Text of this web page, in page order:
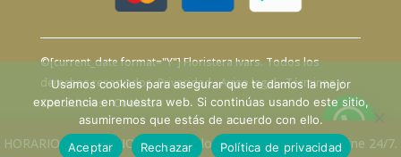
HORARIO DE VERANO, (tienda solo por las mañanas) - Online 24/7.
©[current_date format="Y"] Floristera Ivars. Todos los
derechos reservados.Privacidad- Aviso legal -Términos y
Condiciones -Cookies
⚡TeamhostStudio
Usamos cookies para asegurar que te damos la mejor
experiencia en nuestra web. Si continúas usando este sitio,
asumiremos que estás de acuerdo con ello.
Aceptar
Rechazar Política de privacidad